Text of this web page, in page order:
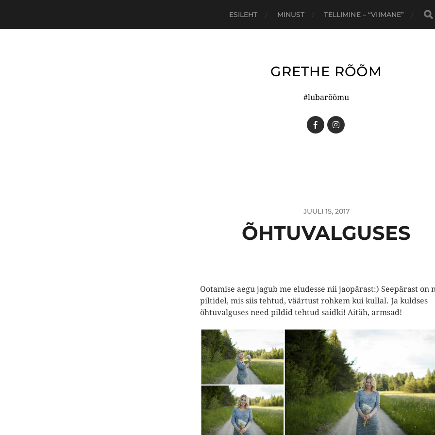
ESILEHT MINUST TELLIMINE – “VIIMANE”
GRETHE RÕÕM
#lubarõõmu
JUULI 15, 2017
ÕHTUVALGUSES
Ootamise aegu jagub me eludesse nii jaopärast:) Seepärast on
piltidel, mis siis tehtud, väärtust rohkem kui kullal. Ja kuldses
õhtuvalguses need pildid tehtud saidki! Aitäh, armsad!